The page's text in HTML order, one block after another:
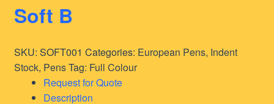
Soft B
SKU: SOFT001 Categories: European Pens, Indent
Stock, PensTag: Full Colour
Request for Quote
Description